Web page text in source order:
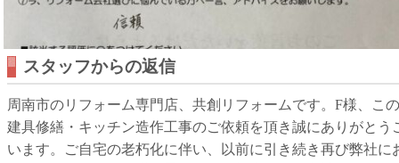
スタッフからの返信
周南市のリフォーム専門店、共創リフォームです。F様、こ
建具修繕・キッチン造作工事のご依頼を頂き誠にありがとう
います。ご自宅の老朽化に伴い、以前に引き続き再び弊社に